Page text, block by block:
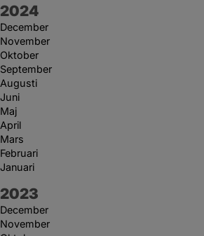
År:
2024
December
November
Oktober
September
Augusti
Juni
Maj
April
Mars
Februari
Januari
År:
2023
December
November